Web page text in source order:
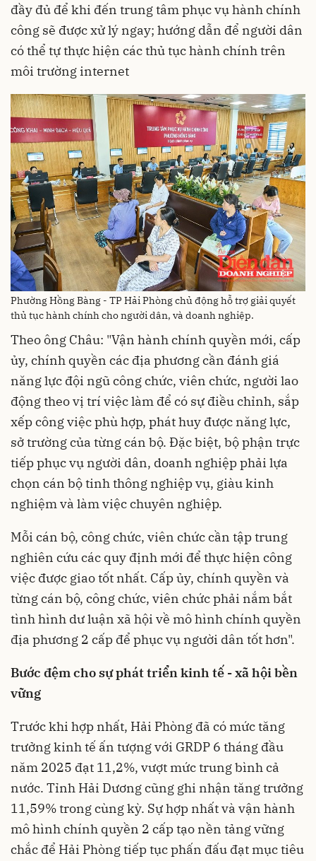
đầy đủ để khi đến trung tâm phục vụ hành chính
công sẽ được xử lý ngay; hướng dẫn để người dân
có thể tự thực hiện các thủ tục hành chính trên
môi trường internet
Phường Hồng Bàng - TP Hải Phòng chủ động hỗ trợ giải quyết
thủ tục hành chính cho người dân, và doanh nghiệp.
Theo ông Châu: "Vận hành chính quyền mới, cấp
ủy, chính quyền các địa phương cần đánh giá
năng lực đội ngũ công chức, viên chức, người lao
động theo vị trí việc làm để có sự điều chỉnh, sắp
xếp công việc phù hợp, phát huy được năng lực,
sở trường của từng cán bộ. Đặc biệt, bộ phận trực
tiếp phục vụ người dân, doanh nghiệp phải lựa
chọn cán bộ tinh thông nghiệp vụ, giàu kinh
nghiệm và làm việc chuyên nghiệp.
Mỗi cán bộ, công chức, viên chức cần tập trung
nghiên cứu các quy định mới để thực hiện công
việc được giao tốt nhất. Cấp ủy, chính quyền và
từng cán bộ, công chức, viên chức phải nắm bắt
tình hình dư luận xã hội về mô hình chính quyền
địa phương 2 cấp để phục vụ người dân tốt hơn".
Bước đệm cho sự phát triển kinh tế - xã hội bền
vững
Trước khi hợp nhất, Hải Phòng đã có mức tăng
trưởng kinh tế ấn tượng với GRDP 6 tháng đầu
năm 2025 đạt 11,2%, vượt mức trung bình cả
nước. Tỉnh Hải Dương cũng ghi nhận tăng trưởng
11,59% trong cùng kỳ. Sự hợp nhất và vận hành
mô hình chính quyền 2 cấp tạo nền tảng vững
chắc để Hải Phòng tiếp tục phấn đấu đạt mục tiêu